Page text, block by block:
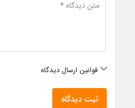
قوانین ارسال دیدگاه
ثبت دیدگاه